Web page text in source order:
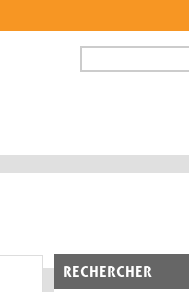
FORMULAIRE DE
RECHERCHER